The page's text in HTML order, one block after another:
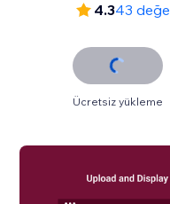
4.343
Ücretsiz yükleme